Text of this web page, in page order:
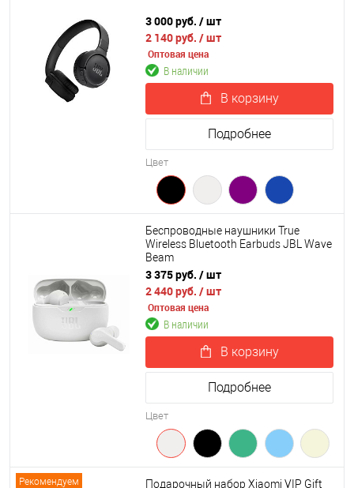
3 000 руб. / шт
2 140 руб. / шт
Оптовая цена
В наличии
В корзину
Подробнее
Цвет
Беспроводные наушники True
Wireless Bluetooth Earbuds JBL Wave
Beam
3 375 руб. / шт
2 440 руб. / шт
Оптовая цена
В наличии
В корзину
Подробнее
Цвет
Рекомендуем
Подарочный набор Xiaomi VIP Gift